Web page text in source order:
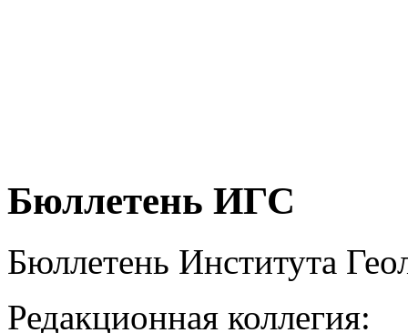
Бюллетень ИГС
Бюллетень Института
Редакционная коллегия: